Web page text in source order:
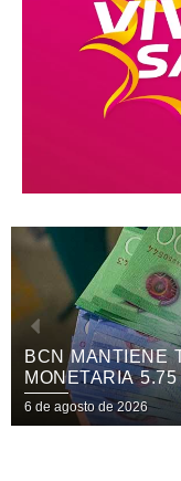
CANDIDATAS A
PARTICIPARÁN
GASTRONOMÍA
6 de agosto de 2026